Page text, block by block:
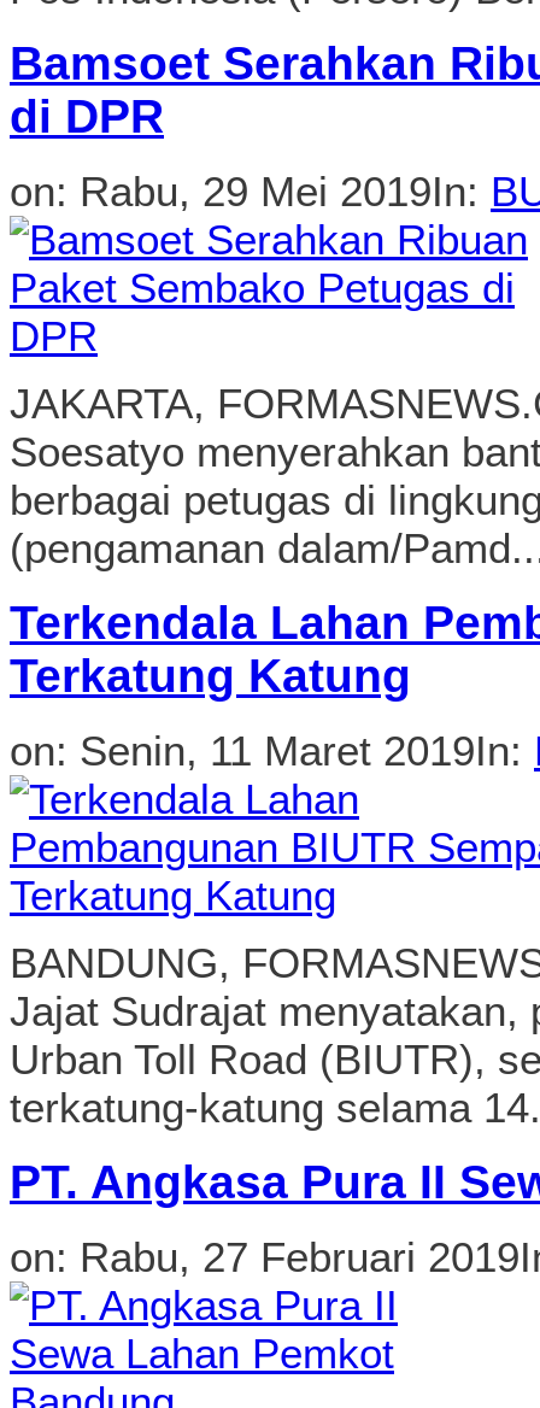
Soesatyo menyerahkan
berbagai petugas di
(pengamanan dalam/
Terkendala Lahan
Terkatung Katung
on:Senin, 11 Maret 2019In:
Jajat Sudrajat menyatakan,
Urban Toll Road (BIUTR),
terkatung-katung selama
PT. Angkasa Pura II
on:Rabu, 27 Februari 2019
beroperasi, PT. Angkasa
menyewa lahan milik
Kecamatan Kiaracondong.